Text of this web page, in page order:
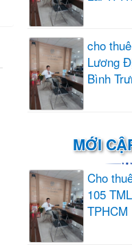
cho
Lương
Bình
MỚI
Cho
105
TPHCM